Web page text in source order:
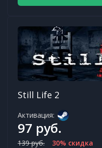
Still Life 2
Активация:
97 руб.
139 руб. 30% скидка